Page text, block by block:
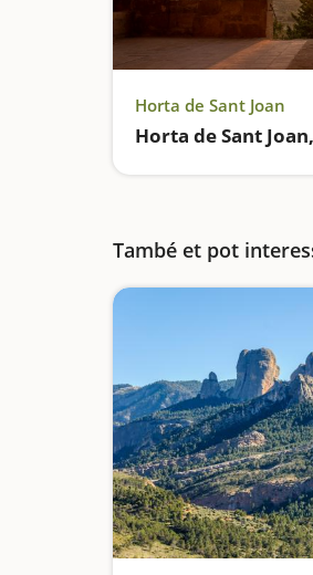
Horta de Sant Joan
Horta de Sant
També et pot